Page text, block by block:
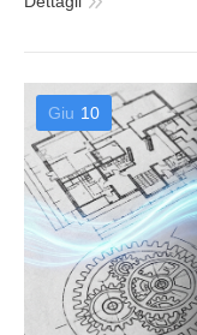
Giu 10